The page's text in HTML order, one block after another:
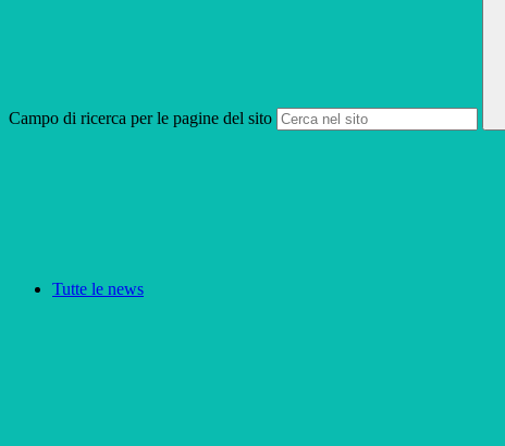
Campo di ricerca per le pagine del sito
Tutte le news